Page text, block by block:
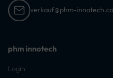
verkauf@phm-
phm innotech
Login